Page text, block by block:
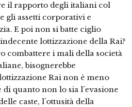
il rapporto degli italiani col
gli assetti corporativi e
E poi non si batte ciglio
lottizzazione della Rai?
combattere i mali della società
bisognerebbe
Rai non è meno
di quanto non lo sia l´evasione
caste, l´ottusità della